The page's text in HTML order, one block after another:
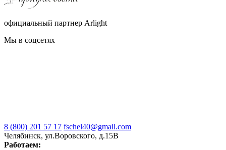
официальный партнер Arlight
Мы в соцсетях
8 (800) 201 57 17 fschel40@gmail.com
Челябинск, ул.Воровского, д.15В
Работаем: